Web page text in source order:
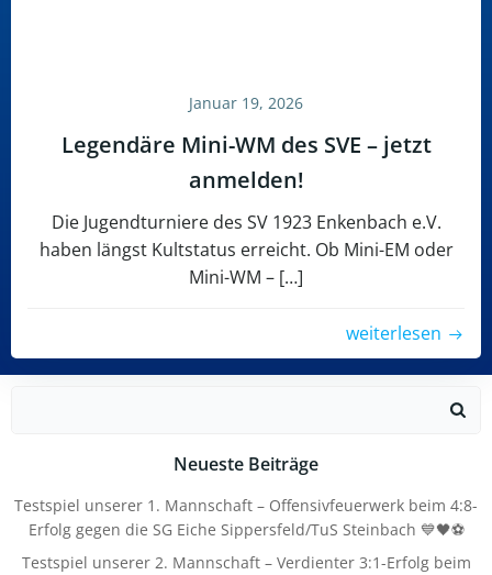
Januar 19, 2026
Legendäre Mini-WM des SVE – jetzt
anmelden!
Die Jugendturniere des SV 1923 Enkenbach e.V.
haben längst Kultstatus erreicht. Ob Mini-EM oder
Mini-WM – […]
weiterlesen
Neueste Beiträge
Testspiel unserer 1. Mannschaft – Offensivfeuerwerk beim 4:8-
Erfolg gegen die SG Eiche Sippersfeld/TuS Steinbach 💙🖤⚽
Testspiel unserer 2. Mannschaft – Verdienter 3:1-Erfolg beim